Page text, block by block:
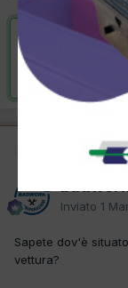
Inviato 1
Sapete dov'è
vettura?